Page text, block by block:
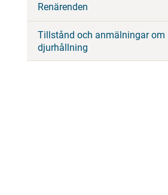
Renärenden
Tillstånd och anmälningar om
djurhållning